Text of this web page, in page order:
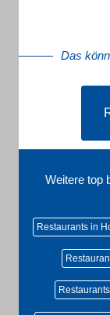
Das
Weitere top
Restaurants in